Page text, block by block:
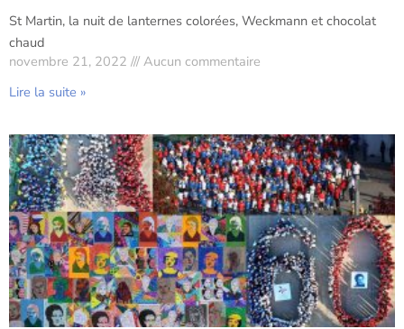
St Martin, la nuit de lanternes colorées, Weckmann et chocolat
chaud
novembre 21, 2022
Aucun commentaire
Lire la suite »